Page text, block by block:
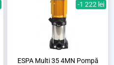
-1 222 lei
ESPA Multi 35 4MN Pompă